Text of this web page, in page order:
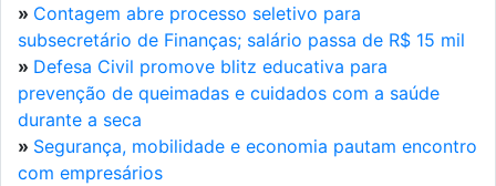
» Contagem abre processo seletivo para
subsecretário de Finanças; salário passa de R$ 15 mil
» Defesa Civil promove blitz educativa para
prevenção de queimadas e cuidados com a saúde
durante a seca
» Segurança, mobilidade e economia pautam encontro
com empresários